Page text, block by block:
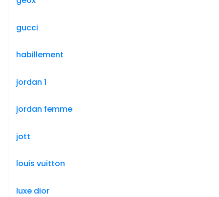
gucci
habillement
jordan 1
jordan femme
jott
louis vuitton
luxe dior